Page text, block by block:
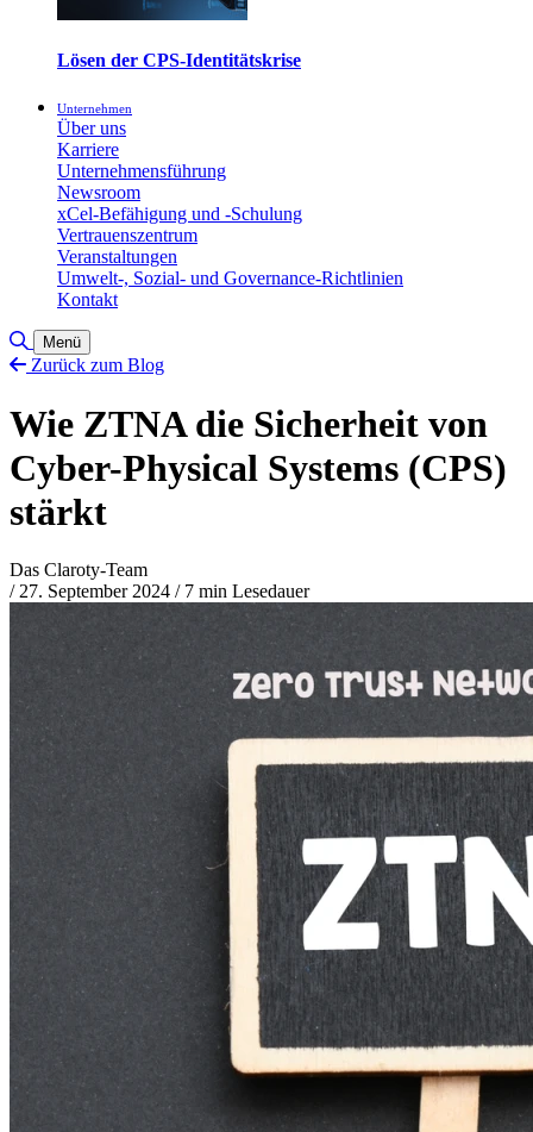
Lösen der CPS-Identitätskrise
Unternehmen
Über uns
Karriere
Unternehmensführung
Newsroom
xCel-Befähigung und -Schulung
Vertrauenszentrum
Veranstaltungen
Umwelt-, Sozial- und Governance-Richtlinien
Kontakt
Toggle Search
Menü
Zurück zum Blog
Wie ZTNA die Sicherheit von
Cyber-Physical Systems (CPS)
stärkt
Das Claroty-Team
/ 27. September 2024 /7 min Lesedauer